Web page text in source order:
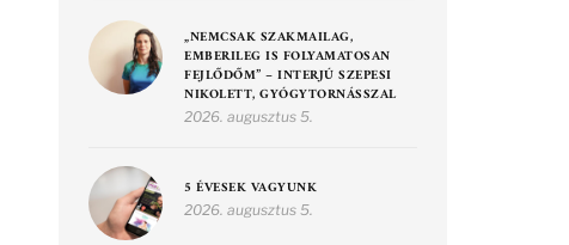
„NEMCSAK SZAKMAILAG,
EMBERILEG IS FOLYAMATOSAN
FEJLŐDŐM” – INTERJÚ SZEPESI
NIKOLETT, GYÓGYTORNÁSSZAL
2026. augusztus 5.
5 ÉVESEK VAGYUNK
2026. augusztus 5.